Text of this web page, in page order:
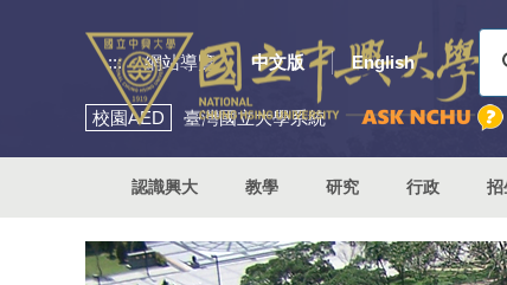
::: 網站導覽 中文版 English
校園AED 臺灣國立大學系統
認識興大 教學 研究 行政 招